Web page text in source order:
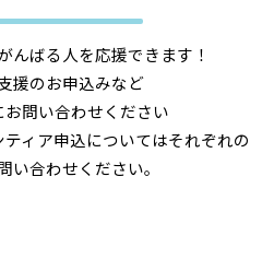
んばる人を応援できます！
援のお申込みなど
お問い合わせください
ィア申込についてはそれぞれの
い合わせください。